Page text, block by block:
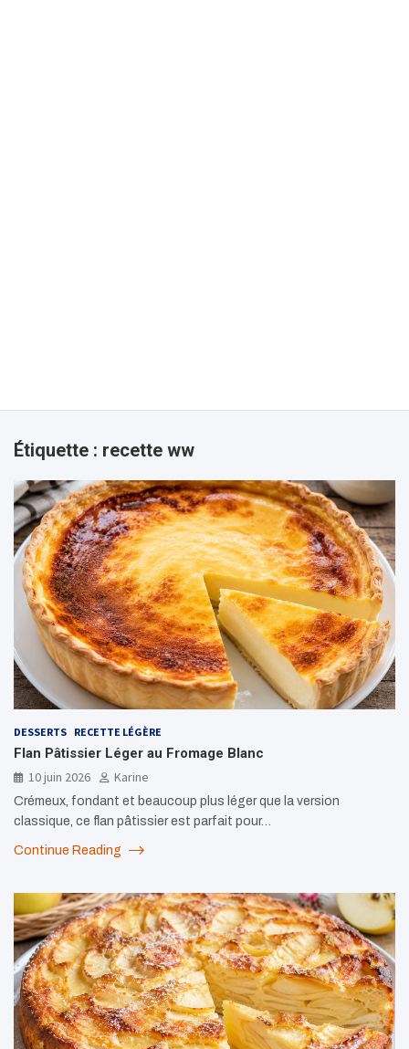
Étiquette : recette ww
DESSERTS RECETTE LÉGÈRE
Flan Pâtissier Léger au Fromage Blanc
10 juin 2026
Karine
Crémeux, fondant et beaucoup plus léger que la version
classique, ce flan pâtissier est parfait pour…
Continue Reading